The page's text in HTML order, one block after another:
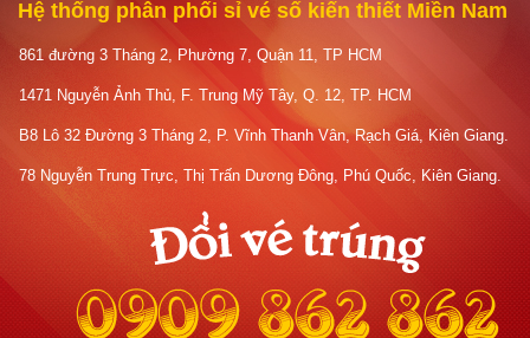
Hệ thống phân phối sỉ vé số kiến thiết Miền Nam
861 đường 3 Tháng 2, Phường 7, Quận 11, TP HCM
1471 Nguyễn Ảnh Thủ, F. Trung Mỹ Tây, Q. 12, TP. HCM
B8 Lô 32 Đường 3 Tháng 2, P. Vĩnh Thanh Vân, Rạch Giá, Kiên Giang.
78 Nguyễn Trung Trực, Thị Trấn Dương Đông, Phú Quốc, Kiên Giang.